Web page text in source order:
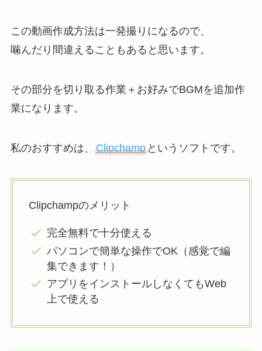
この動画作成方法は一発撮りになるので、
噛んだり間違えることもあると思います。
その部分を切り取る作業＋お好みでBGMを追加作
業になります。
私のおすすめは、 Clipchampというソフトです。
Clipchampのメリット
完全無料で十分使える
パソコンで簡単な操作でOK（感覚で編
集できます！）
アプリをインストールしなくてもWeb
上で使える